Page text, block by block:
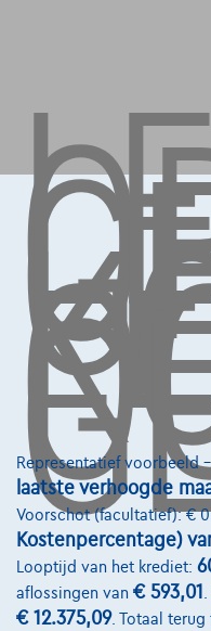
Representatief voorbeeld
laatste verhoogde
Voorschot (facultatief): €
Kostenpercentage)
Looptijd van het krediet:
aflossingen van € 593,01
€ 12.375,09. Totaal terug